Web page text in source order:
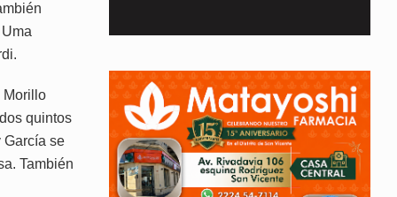
Morillo
quintos
García se
También